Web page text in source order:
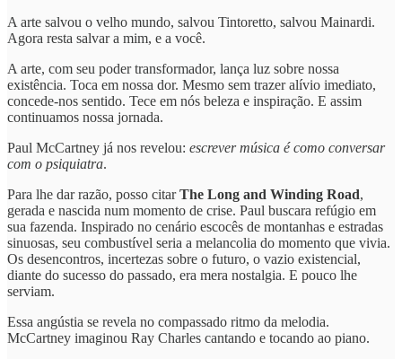
A arte salvou o velho mundo, salvou Tintoretto, salvou Mainardi.
Agora resta salvar a mim, e a você.
A arte, com seu poder transformador, lança luz sobre nossa
existência. Toca em nossa dor. Mesmo sem trazer alívio imediato,
concede-nos sentido. Tece em nós beleza e inspiração. E assim
continuamos nossa jornada.
Paul McCartney já nos revelou: escrever música é como conversar
com o psiquiatra.
Para lhe dar razão, posso citarThe Long and Winding Road,
gerada e nascida num momento de crise. Paul buscara refúgio em
sua fazenda. Inspirado no cenário escocês de montanhas e estradas
sinuosas, seu combustível seria a melancolia do momento que vivia.
Os desencontros, incertezas sobre o futuro, o vazio existencial,
diante do sucesso do passado, era mera nostalgia. E pouco lhe
serviam.
Essa angústia se revela no compassado ritmo da melodia.
McCartney imaginou Ray Charles cantando e tocando ao piano.